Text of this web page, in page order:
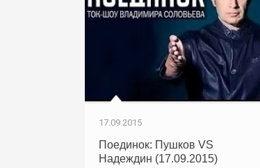
17.09.2015
Поединок: Пушков VS
Надеждин (17.09.2015)